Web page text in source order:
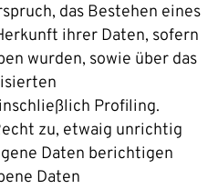
das Bestehen eines
ihrer Daten, sofern
wurden, sowie über das
Profiling.
zu, etwaig unrichtig
Daten berichtigen
Daten